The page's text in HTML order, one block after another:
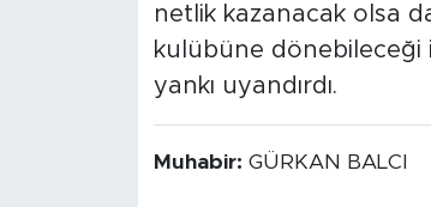
netlik kazanacak olsa
kulübüne dönebileceği
yankı uyandırdı.
Muhabir: GÜRKAN BALCI